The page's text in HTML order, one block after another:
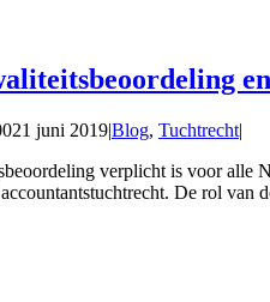
21 juni 2019|Blog, Tuchtrecht|
verplicht is voor alle
De rol